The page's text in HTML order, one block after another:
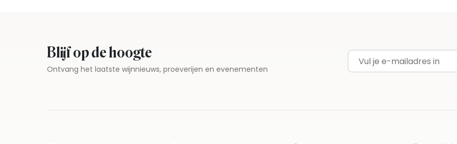
Blijf op de hoogte
Ontvang het laatste wijnnieuws, proeverijen en evenementen E-mailadres